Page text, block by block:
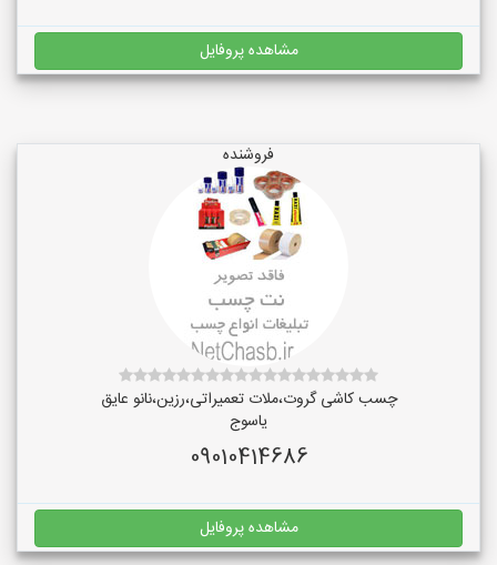
مشاهده پروفایل
فروشنده
چسب کاشی گروت،ملات تعمیراتی،رزین،نانو عایق
یاسوج
09010414686
مشاهده پروفایل